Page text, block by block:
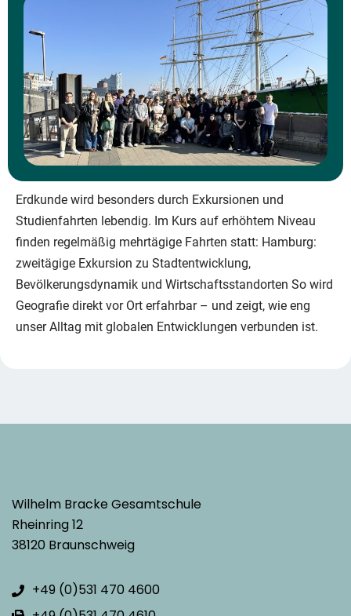
Erdkunde wird besonders durch Exkursionen und
Studienfahrten lebendig. Im Kurs auf erhöhtem Niveau
finden regelmäßig mehrtägige Fahrten statt: Hamburg:
zweitägige Exkursion zu Stadtentwicklung,
Bevölkerungsdynamik und Wirtschaftsstandorten So wird
Geografie direkt vor Ort erfahrbar – und zeigt, wie eng
unser Alltag mit globalen Entwicklungen verbunden ist.
Wilhelm Bracke Gesamtschule
Rheinring 12
38120 Braunschweig
+49 (0)531 470 4600